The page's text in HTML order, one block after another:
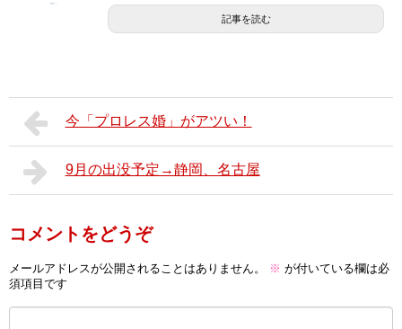
記事を読む
今「プロレス婚」がアツい！
9月の出没予定→静岡、名古屋
コメントをどうぞ
メールアドレスが公開されることはありません。 ※ が付いている欄は必
須項目です